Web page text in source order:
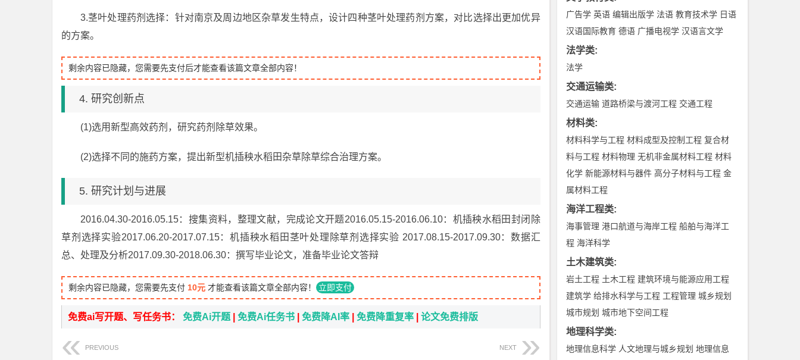
3.茎叶处理药剂选择：针对南京及周边地区杂草发生特点，设计四种茎叶处理药剂方案，对比选择出更加优异
的方案。
剩余内容已隐藏，您需要先支付后才能查看该篇文章全部内容！
4. 研究创新点
(1)选用新型高效药剂，研究药剂除草效果。
(2)选择不同的施药方案，提出新型机插秧水稻田杂草除草综合治理方案。
5. 研究计划与进展
2016.04.30-2016.05.15：搜集资料，整理文献，完成论文开题2016.05.15-2016.06.10：机插秧水稻田封闭除
草剂选择实验2017.06.20-2017.07.15：机插秧水稻田茎叶处理除草剂选择实验 2017.08.15-2017.09.30：数据汇
总、处理及分析2017.09.30-2018.06.30：撰写毕业论文，准备毕业论文答辩
剩余内容已隐藏，您需要先支付 10元 才能查看该篇文章全部内容！ 立即支付
免费ai写开题、写任务书： 免费Ai开题 免费Ai任务书 免费降AI率 免费降重复率 论文免费排版
PREVIOUS NEXT
广告学 英语 编辑出版学 法语 教育技术学 日语
汉语国际教育 德语 广播电视学 汉语言文学
法学类:
法学
交通运输类:
交通运输 道路桥梁与渡河工程 交通工程
材料类:
材料科学与工程 材料成型及控制工程 复合材
料与工程 材料物理 无机非金属材料工程 材料
化学 新能源材料与器件 高分子材料与工程 金
属材料工程
海洋工程类:
海事管理 港口航道与海岸工程 船舶与海洋工
程 海洋科学
土木建筑类:
岩土工程 土木工程 建筑环境与能源应用工程
建筑学 给排水科学与工程 工程管理 城乡规划
城市规划 城市地下空间工程
地理科学类:
地理信息科学 人文地理与城乡规划 地理信息